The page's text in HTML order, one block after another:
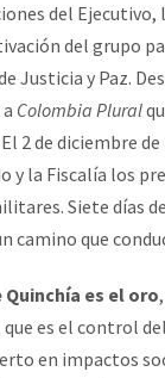
del
del grupo
Justicia y Paz.
Colombia Plural
2 de diciembre
y la Fiscalía los
Siete días
camino que
es el oro
es el control
en impactos